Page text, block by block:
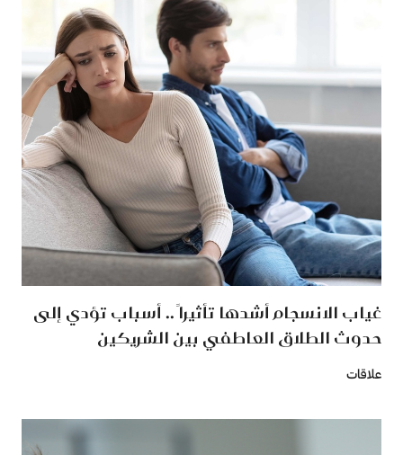
غياب الانسجام أشدها تأثيراً .. أسباب تؤدي إلى
حدوث الطلاق العاطفي بين الشريكين
علاقات